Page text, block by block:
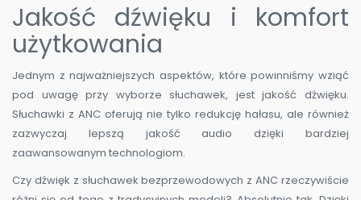
Jakość dźwięku i komfort
użytkowania
Jednym z najważniejszych aspektów, które powinniśmy wziąć
pod uwagę przy wyborze słuchawek, jest jakość dźwięku.
Słuchawki z ANC oferują nie tylko redukcję hałasu, ale również
zazwyczaj lepszą jakość audio dzięki bardziej
zaawansowanym technologiom.
Czy dźwięk z słuchawek bezprzewodowych z ANC rzeczywiście